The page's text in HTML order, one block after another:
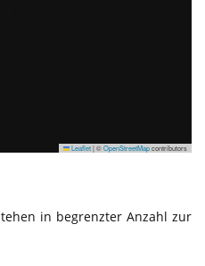
Leaflet|©OpenStreetMapcontributors
in begrenzter Anzahl zur